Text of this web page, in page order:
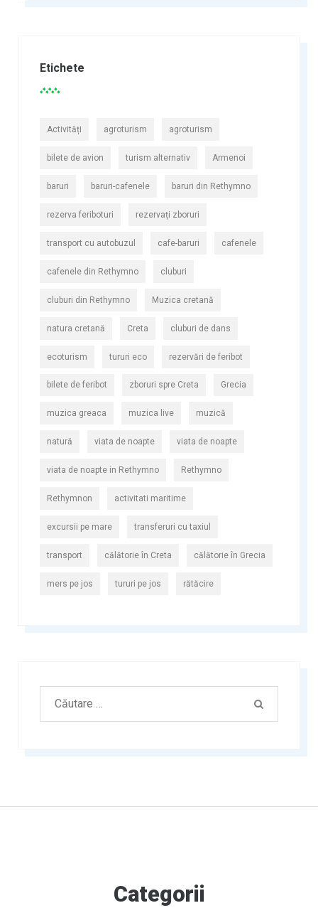
Etichete
Activități agroturism agroturism
bilete de avion turism alternativ Armenoi
baruri baruri-cafenele baruri din Rethymno
rezerva feriboturi rezervați zboruri
transport cu autobuzul cafe-baruri cafenele
cafenele din Rethymno cluburi
cluburi din Rethymno Muzica cretană
natura cretană Creta cluburi de dans
ecoturism tururi eco rezervări de feribot
bilete de feribot zboruri spre Creta Grecia
muzica greaca muzica live muzică
natură viata de noapte viata de noapte
viata de noapte in Rethymno Rethymno
Rethymnon activitati maritime
excursii pe mare transferuri cu taxiul
transport călătorie în Creta călătorie în Grecia
mers pe jos tururi pe jos rătăcire
Categorii